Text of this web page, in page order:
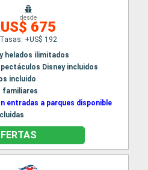
desde
US$ 675
Tasas: +US$ 192
helados ilimitados
Disney incluidos
incluido
familiares
entradas a parques disponible